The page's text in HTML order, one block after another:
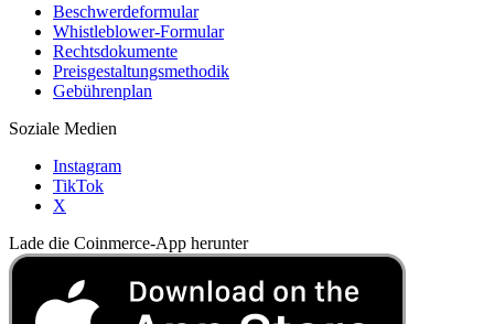
Beschwerdeformular
Whistleblower-Formular
Rechtsdokumente
Preisgestaltungsmethodik
Gebührenplan
Soziale Medien
Instagram
TikTok
X
Lade die Coinmerce-App herunter